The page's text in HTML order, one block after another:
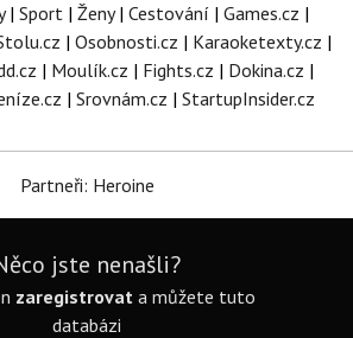
| Sport | Ženy| Cestování | Games.cz |
| Osobnosti.cz | Karaoketexty.cz |
| Moulík.cz | Fights.cz | Dokina.cz |
| Srovnám.cz | StartupInsider.cz
Partneři: Heroine
jste nenašli?
zaregistrovat a můžete tuto
databázi